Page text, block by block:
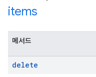
items
메서드
delete